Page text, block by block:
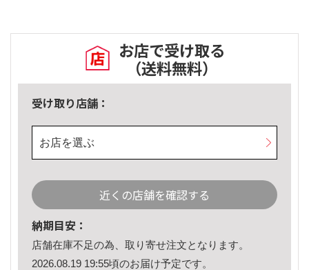
お店で受け取る
（送料無料）
受け取り店舗：
お店を選ぶ
近くの店舗を確認する
納期目安：
店舗在庫不足の為、取り寄せ注文となります。
2026.08.19 19:55頃のお届け予定です。